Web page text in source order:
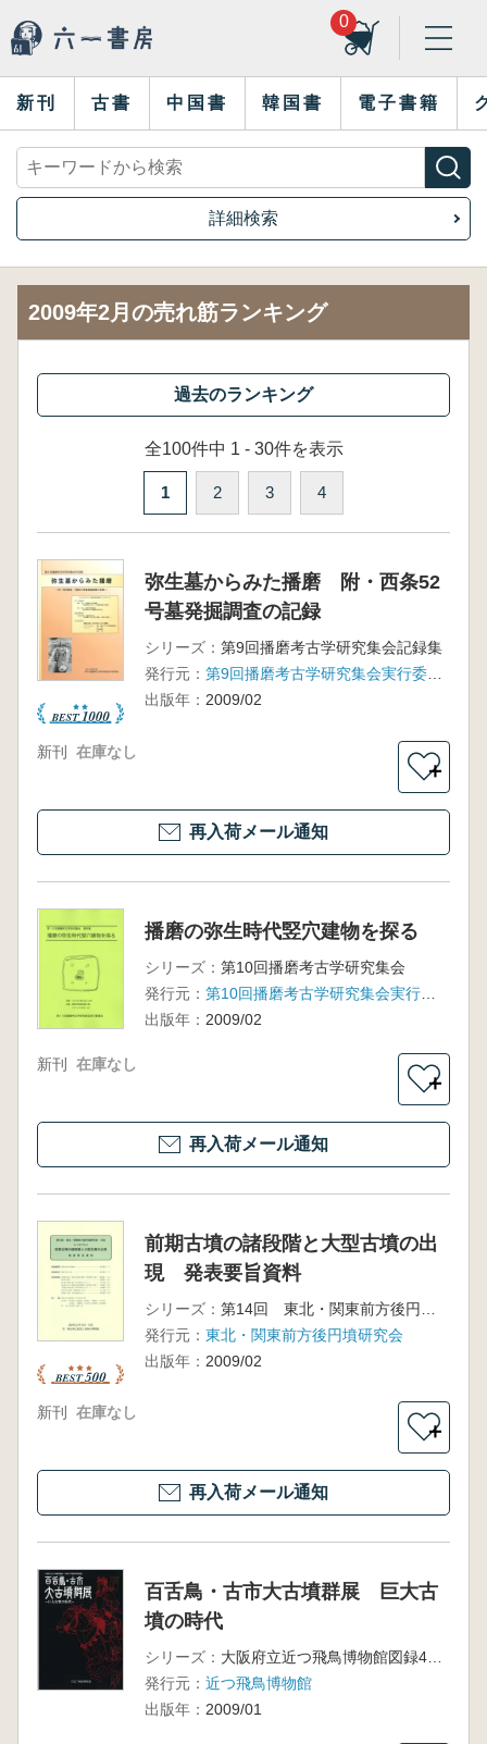
0
新刊 古書 中国書 韓国書 電子書籍
詳細検索
2009年2月の売れ筋ランキング
全100件中 1 - 30件を表示
1 2 3 4
弥生墓からみた播磨 附・西条52
号墓発掘調査の記録
シリーズ： 第9回播磨考古学研究集会記録集
発行元：
第9回播磨考古学研究集会実行委員会
出版年： 2009/02
新刊 在庫なし
＋
再入荷メール通知
播磨の弥生時代竪穴建物を探る
シリーズ： 第10回播磨考古学研究集会
発行元：
第10回播磨考古学研究集会実行委員会
出版年： 2009/02
新刊 在庫なし
＋
再入荷メール通知
前期古墳の諸段階と大型古墳の出
現 発表要旨資料
シリーズ：
発行元： 東北・関東前方後円墳研究会
出版年： 2009/02
新刊 在庫なし
＋
再入荷メール通知
百舌鳥・古市大古墳群展 巨大古
墳の時代
シリーズ：
大阪府立近つ飛鳥博物館図録47 平成20年度冬季特別展
発行元： 近つ飛鳥博物館
出版年： 2009/01